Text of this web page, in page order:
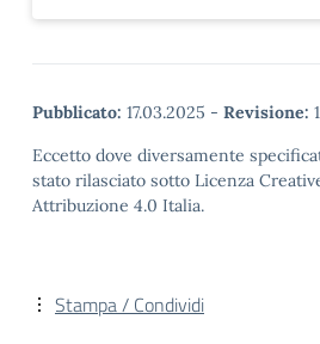
Pubblicato: 17.03.2025 - Revisione:
Eccetto dove diversamente
stato rilasciato sotto Licenza
Attribuzione 4.0 Italia.
Stampa / Condividi